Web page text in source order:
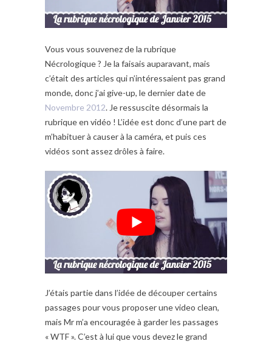
Vous vous souvenez de la rubrique
Nécrologique ? Je la faisais auparavant, mais
c’était des articles qui n’intéressaient pas grand
monde, donc j’ai give-up, le dernier date de
Novembre 2012. Je ressuscite désormais la
rubrique en vidéo ! L’idée est donc d’une part de
m’habituer à causer à la caméra, et puis ces
vidéos sont assez drôles à faire.
J’étais partie dans l’idée de découper certains
passages pour vous proposer une video clean,
mais Mr m’a encouragée à garder les passages
« WTF ». C’est à lui que vous devez le grand